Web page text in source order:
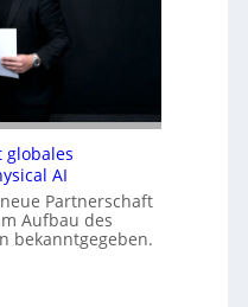
globales
AI
Partnerschaft
Aufbau des
bekanntgegeben.